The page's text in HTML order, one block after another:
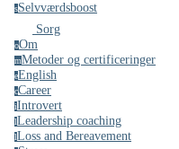
sSelvværdsboost
Sorg
oOm
mMetoder og certificeringer
eEnglish
cCareer
iIntrovert
lLeadership coaching
lLoss and Bereavement